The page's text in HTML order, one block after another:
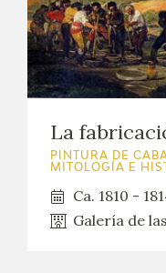
La
PINTURA DE
MITOLOGÍA E
Ca. 1810 -
Galería de